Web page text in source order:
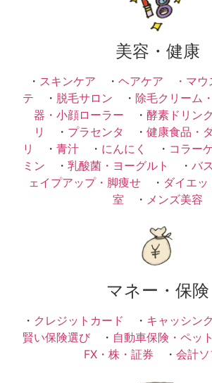
美容・健康
・ スキンケア ・ ヘアケア ・ マウ
テ ・ 脱毛サロン ・ 除毛クリーム
器・小顔ローラー ・ 酵素ドリンク
リ
・ プラセンタ ・ 健康食品・
リ
・ 青汁 ・ にんにく ・ コラー
ミン ・ 乳酸菌・ヨーグルト ・ バ
ェイプアップ・脚痩せ ・ ダイエ
室 ・ メンズ美容
マネー・保険
・ クレジットカード ・ キャッシン
賢い保険選び ・ 自動車保険・ペッ
FX・株・証券 ・ 会計ソ